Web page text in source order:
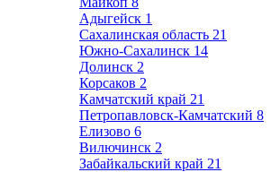
Адыгейск 1
Сахалинская область 21
Южно-Сахалинск 14
Долинск 2
Корсаков 2
Камчатский край 21
Петропавловск-Камчатский 8
Елизово 6
Вилючинск 2
Забайкальский край 21